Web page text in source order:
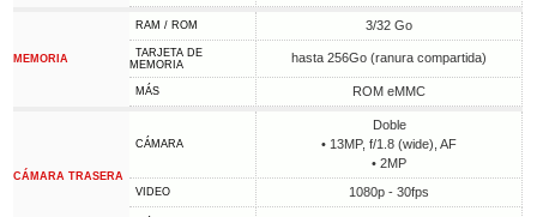
MEMORIA
RAM / ROM 3/32 Go
TARJETA DE
MEMORIA
hasta 256Go (ranura compartida)
MÁS ROM eMMC
CÁMARA TRASERA
CÁMARA
Doble
• 13MP, f/1.8 (wide), AF
• 2MP
VIDEO 1080p - 30fps